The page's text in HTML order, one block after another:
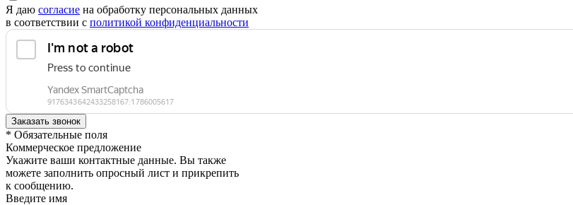
Я даю согласие на обработку персональных данных
в соответствии с политикой конфиденциальности
* Обязательные поля
Коммерческое предложение
Укажите ваши контактные данные. Вы также
можете заполнить опросный лист и прикрепить
к сообщению.
Введите имя